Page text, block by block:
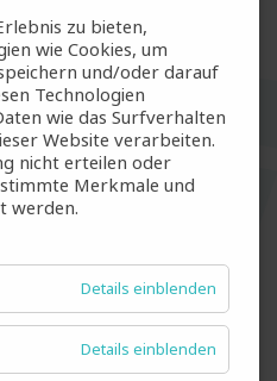
(m/w/d)
(m/w/d)
& Fest
zu bieten,
wie Cookies, um
und/oder darauf
Technologien
wie das Surfverhalten
Website verarbeiten.
nicht erteilen oder
Merkmale und
werden.
Details einblenden
Details einblenden